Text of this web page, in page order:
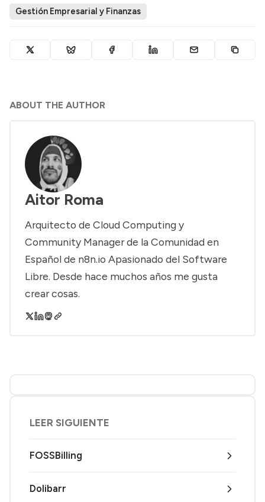
Gestión Empresarial y Finanzas
ABOUT THE AUTHOR
Aitor Roma
Arquitecto de Cloud Computing y
Community Manager de la Comunidad en
Español de n8n.io Apasionado del Software
Libre. Desde hace muchos años me gusta
crear cosas.
LEER SIGUIENTE
FOSSBilling
Dolibarr